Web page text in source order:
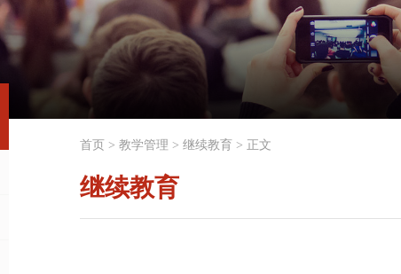
首页 > 教学管理 > 继续教育 > 正文
继续教育